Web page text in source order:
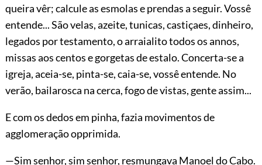
queira vêr; calcule as esmolas e prendas a seguir. Vossê
entende... São velas, azeite, tunicas, castiçaes, dinheiro,
legados por testamento, o arraialito todos os annos,
missas aos centos e gorgetas de estalo. Concerta-se a
igreja, aceia-se, pinta-se, caia-se, vossê entende. No
verão, bailarosca na cerca, fogo de vistas, gente assim...
E com os dedos em pinha, fazia movimentos de
agglomeração opprimida.
—Sim senhor, sim senhor, resmungava Manoel do Cabo.